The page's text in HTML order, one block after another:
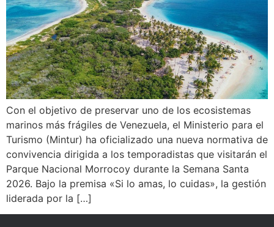
Con el objetivo de preservar uno de los ecosistemas
marinos más frágiles de Venezuela, el Ministerio para el
Turismo (Mintur) ha oficializado una nueva normativa de
convivencia dirigida a los temporadistas que visitarán el
Parque Nacional Morrocoy durante la Semana Santa
2026. Bajo la premisa «Si lo amas, lo cuidas», la gestión
liderada por la […]